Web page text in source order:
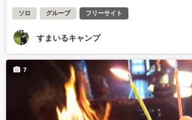
ソロ グループ フリーサイト
すまいるキャンプ
7